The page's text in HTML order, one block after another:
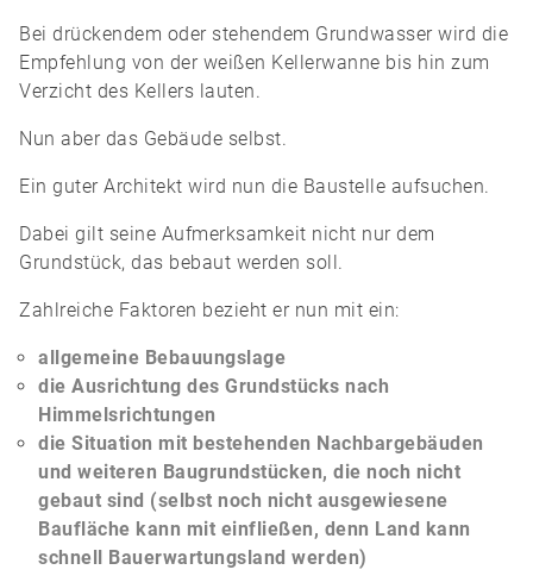
Bei drückendem oder stehendem Grundwasser wird die
Empfehlung von der weißen Kellerwanne bis hin zum
Verzicht des Kellers lauten.
Nun aber das Gebäude selbst.
Ein guter Architekt wird nun die Baustelle aufsuchen.
Dabei gilt seine Aufmerksamkeit nicht nur dem
Grundstück, das bebaut werden soll.
Zahlreiche Faktoren bezieht er nun mit ein:
allgemeine Bebauungslage
die Ausrichtung des Grundstücks nach
Himmelsrichtungen
die Situation mit bestehenden Nachbargebäuden
und weiteren Baugrundstücken, die noch nicht
gebaut sind (selbst noch nicht ausgewiesene
Baufläche kann mit einfließen, denn Land kann
schnell Bauerwartungsland werden)